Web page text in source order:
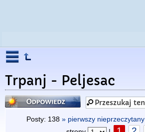
Trpanj - Peljesac
Odpowiedz
Posty: 138 » pierwszy nieprzeczytany